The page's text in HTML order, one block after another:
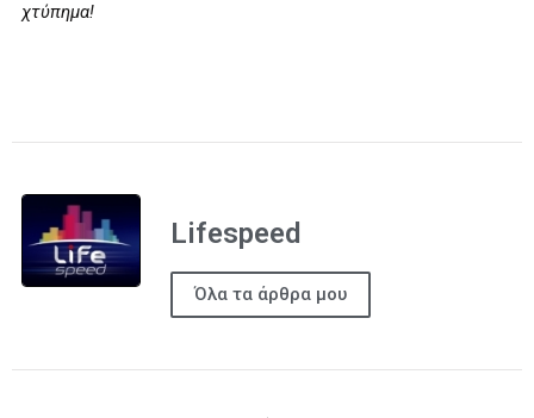
χτύπημα!
Lifespeed
Όλα τα άρθρα μου